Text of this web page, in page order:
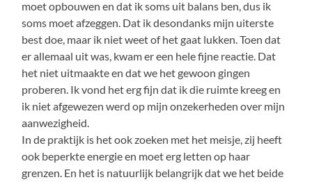
moet opbouwen en dat ik soms uit balans ben, dus ik
soms moet afzeggen. Dat ik desondanks mijn uiterste
best doe, maar ik niet weet of het gaat lukken. Toen dat
er allemaal uit was, kwam er een hele fijne reactie. Dat
het niet uitmaakte en dat we het gewoon gingen
proberen. Ik vond het erg fijn dat ik die ruimte kreeg en
ik niet afgewezen werd op mijn onzekerheden over mijn
aanwezigheid.
In de praktijk is het ook zoeken met het meisje, zij heeft
ook beperkte energie en moet erg letten op haar
grenzen. En het is natuurlijk belangrijk dat we het beide